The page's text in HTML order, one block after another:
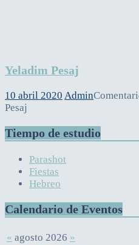
Yeladim Pesaj
10 abril 2020 Admin
Pesaj
Tiempo de estudio
Parashot
Fiestas
Hebreo
Calendario de Eventos
« agosto 2026 »